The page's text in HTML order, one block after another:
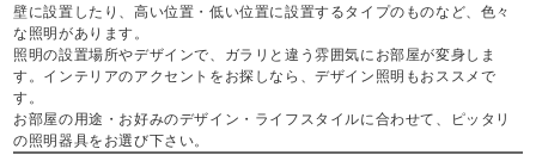
壁に設置したり、高い位置・低い位置に設置するタイプのものなど、色々
な照明があります。
照明の設置場所やデザインで、ガラリと違う雰囲気にお部屋が変身しま
す。インテリアのアクセントをお探しなら、デザイン照明もおススメで
す。
お部屋の用途・お好みのデザイン・ライフスタイルに合わせて、ピッタリ
の照明器具をお選び下さい。